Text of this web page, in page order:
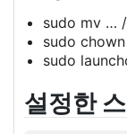
sudo mv … /
sudo
sudo
설정한